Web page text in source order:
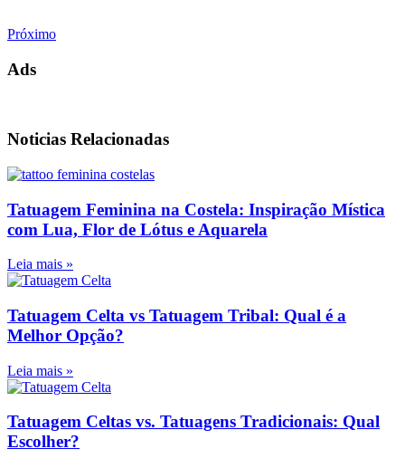
Próximo
Ads
Noticias Relacionadas
Tatuagem Feminina na Costela: Inspiração Mística
com Lua, Flor de Lótus e Aquarela
Leia mais »
Tatuagem Celta vs Tatuagem Tribal: Qual é a
Melhor Opção?
Leia mais »
Tatuagem Celtas vs. Tatuagens Tradicionais: Qual
Escolher?